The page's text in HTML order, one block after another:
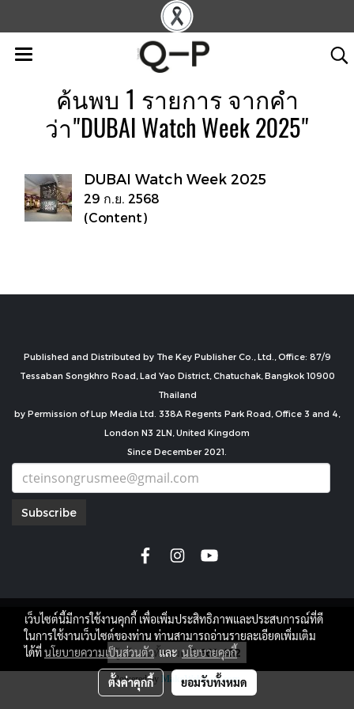
ค้นพบ 1 รายการ จากคำ
ว่า"DUBAI Watch Week 2025"
DUBAI Watch Week 2025
29 ก.ย. 2568
(Content)
Published and Distributed by The Key Publisher Co., Ltd., Office: 87/9
Tessaban Songkhro Road, Lad Yao District, Chatuchak, Bangkok 10900
Thailand
by Permission of Lup Media Ltd. 338A Regents Park Road, Office 3 and 4,
London N3 2LN, United Kingdom
Since December 2021.
Subscribe
copyright by
ผู้เข้าชมทั้งหมด7,669,402
Powered by MakeWebEasy.com
เว็บไซต์นี้มีการใช้งานคุกกี้ เพื่อเพิ่มประสิทธิภาพและประสบการณ์ที่ดี
ในการใช้งานเว็บไซต์ของท่าน ท่านสามารถอ่านรายละเอียดเพิ่มเติม
ได้ที่นโยบายความเป็นส่วนตัวและนโยบายคุกกี้
ตั้งค่าคุกกี้ ยอมรับทั้งหมด